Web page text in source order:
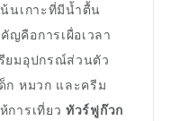
นเกาะที่มีน้ำตื้น
คือการเผื่อเวลา
ยมอุปกรณ์ส่วนตัว
ก หมวก และครีม
การเที่ยวทัวร์ฟูก๊วก